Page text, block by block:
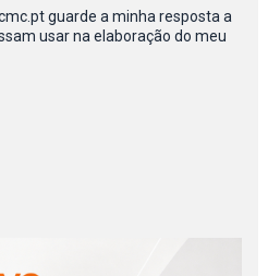
guarde a minha resposta a
usar na elaboração do meu